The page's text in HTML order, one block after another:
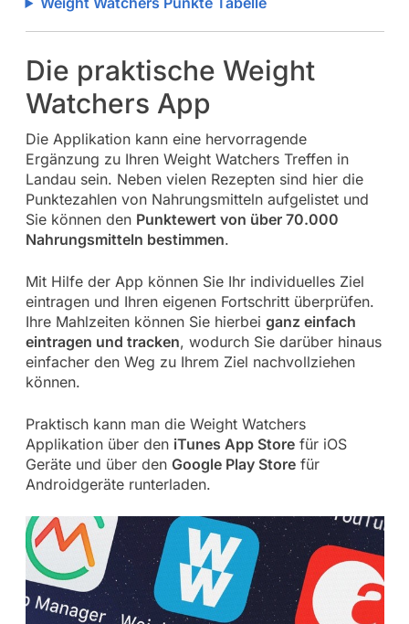
Die praktische Weight
Watchers App
Die Applikation kann eine hervorragende
Ergänzung zu Ihren Weight Watchers Treffen in
Landau sein. Neben vielen Rezepten sind hier die
Punktezahlen von Nahrungsmitteln aufgelistet und
Sie können den Punktewert von über 70.000
Nahrungsmitteln bestimmen.
Mit Hilfe der App können Sie Ihr individuelles Ziel
eintragen und Ihren eigenen Fortschritt überprüfen.
Ihre Mahlzeiten können Sie hierbei ganz einfach
eintragen und tracken, wodurch Sie darüber hinaus
einfacher den Weg zu Ihrem Ziel nachvollziehen
können.
Praktisch kann man die Weight Watchers
Applikation über den iTunes App Storefür iOS
Geräte und über den Google Play Storefür
Androidgeräte runterladen.